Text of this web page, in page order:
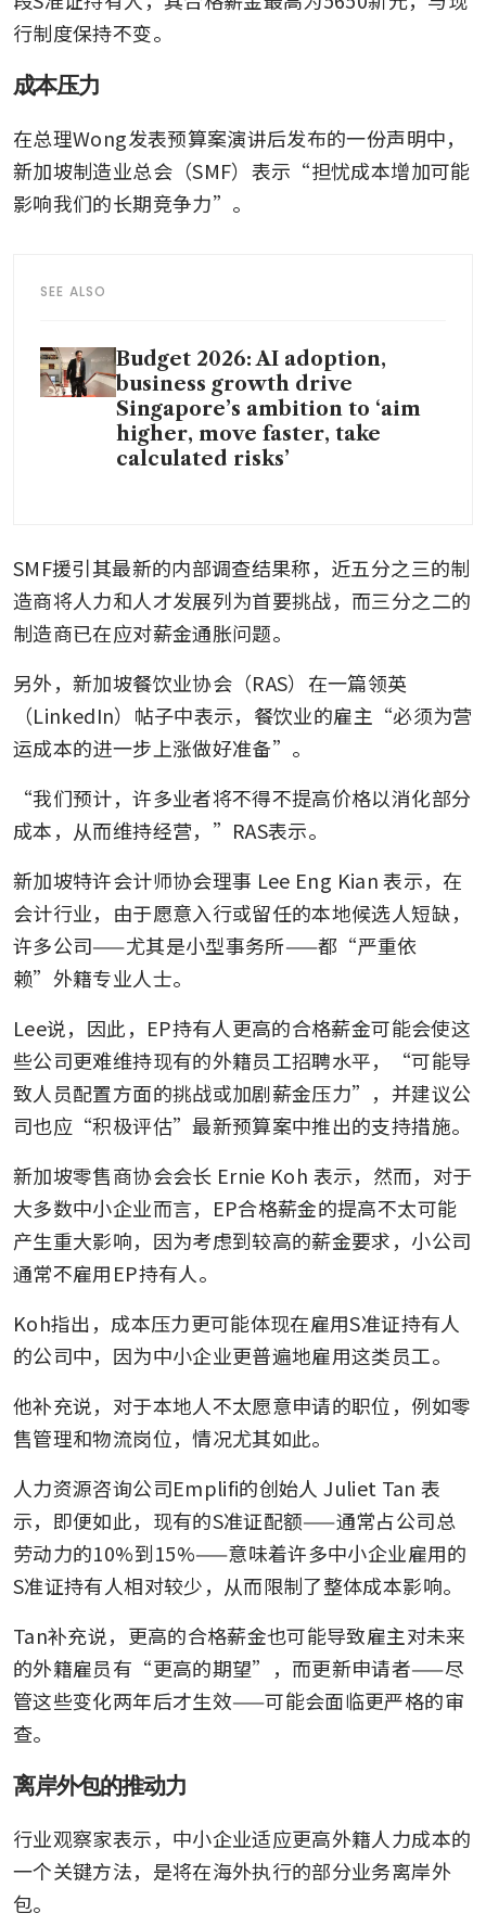
行制度保持不变。
成本压力
在总理Wong发表预算案演讲后发布的一份声明中，
新加坡制造业总会（SMF）表示“担忧成本增加可能
影响我们的长期竞争力”。
SEE ALSO
Budget 2026: AI adoption,
business growth drive
Singapore’s ambition to ‘aim
higher, move faster, take
calculated risks’
SMF援引其最新的内部调查结果称，近五分之三的制
造商将人力和人才发展列为首要挑战，而三分之二的
制造商已在应对薪金通胀问题。
另外，新加坡餐饮业协会（RAS）在一篇领英
（LinkedIn）帖子中表示，餐饮业的雇主“必须为营
运成本的进一步上涨做好准备”。
“我们预计，许多业者将不得不提高价格以消化部分
成本，从而维持经营，”RAS表示。
新加坡特许会计师协会理事 Lee Eng Kian 表示，在
会计行业，由于愿意入行或留任的本地候选人短缺，
许多公司——尤其是小型事务所——都“严重依
赖”外籍专业人士。
Lee说，因此，EP持有人更高的合格薪金可能会使这
些公司更难维持现有的外籍员工招聘水平，“可能导
致人员配置方面的挑战或加剧薪金压力”，并建议公
司也应“积极评估”最新预算案中推出的支持措施。
新加坡零售商协会会长 Ernie Koh 表示，然而，对于
大多数中小企业而言，EP合格薪金的提高不太可能
产生重大影响，因为考虑到较高的薪金要求，小公司
通常不雇用EP持有人。
Koh指出，成本压力更可能体现在雇用S准证持有人
的公司中，因为中小企业更普遍地雇用这类员工。
他补充说，对于本地人不太愿意申请的职位，例如零
售管理和物流岗位，情况尤其如此。
人力资源咨询公司Emplifi的创始人 Juliet Tan 表
示，即便如此，现有的S准证配额——通常占公司总
劳动力的10%到15%——意味着许多中小企业雇用的
S准证持有人相对较少，从而限制了整体成本影响。
Tan补充说，更高的合格薪金也可能导致雇主对未来
的外籍雇员有“更高的期望”，而更新申请者——尽
管这些变化两年后才生效——可能会面临更严格的审
查。
离岸外包的推动力
行业观察家表示，中小企业适应更高外籍人力成本的
一个关键方法，是将在海外执行的部分业务离岸外
包。